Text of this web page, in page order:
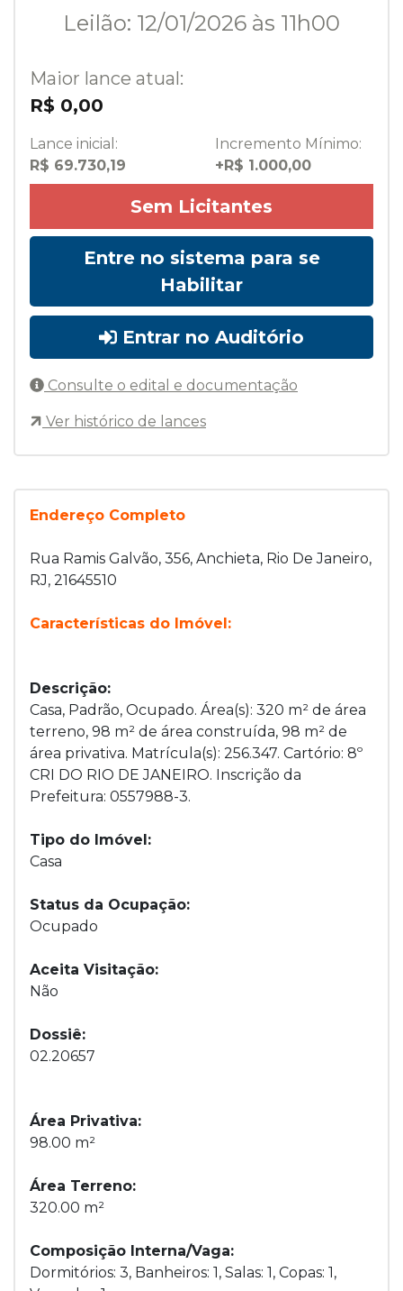
Endereço Completo
Rua Ramis Galvão, 356, Anchieta, Rio De Janeiro,
RJ, 21645510
Características do Imóvel:
Descrição:
Casa, Padrão, Ocupado. Área(s): 320 m² de área
terreno, 98 m² de área construída, 98 m² de
área privativa. Matrícula(s): 256.347. Cartório: 8º
CRI DO RIO DE JANEIRO. Inscrição da
Prefeitura: 0557988-3.
Tipo do Imóvel:
Casa
Status da Ocupação:
Ocupado
Aceita Visitação:
Não
Dossiê:
02.20657
Área Privativa:
98.00 m²
Área Terreno:
320.00 m²
Composição Interna/Vaga:
Dormitórios: 3, Banheiros: 1, Salas: 1, Copas: 1,
Leilão: 12/01/2026 às 11h00
Maior lance atual:
R$ 0,00
Lance inicial:
R$ 69.730,19
Incremento Mínimo:
+R$ 1.000,00
Sem Licitantes
Entre no sistema para se
Habilitar
Entrar no Auditório
Consulte o edital e documentação
Ver histórico de lances